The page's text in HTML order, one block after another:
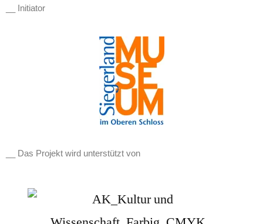
__ Initiator
__ Das Projekt wird unterstützt von